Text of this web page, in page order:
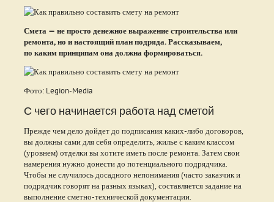
Смета — не просто денежное выражение строительства или
ремонта, но и настоящий план подряда. Рассказываем,
по каким принципам она должна формироваться.
Фото: Legion-Media
С чего начинается работа над сметой
Прежде чем дело дойдет до подписания каких-либо договоров,
вы должны сами для себя определить, жилье с каким классом
(уровнем) отделки вы хотите иметь после ремонта. Затем свои
намерения нужно донести до потенциального подрядчика.
Чтобы не случилось досадного непонимания (часто заказчик и
подрядчик говорят на разных языках), составляется задание на
выполнение сметно-технической документации.